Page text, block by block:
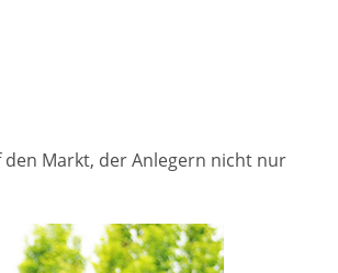
Markt, der Anlegern nicht nur